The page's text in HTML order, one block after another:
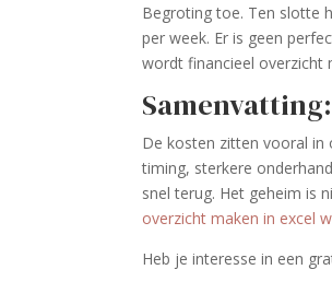
Begroting toe. Ten slotte
per week. Er is geen
wordt financieel overzicht
De kosten zitten vooral in
timing, sterkere
snel terug. Het geheim is
overzicht maken in excel
Heb je interesse in een